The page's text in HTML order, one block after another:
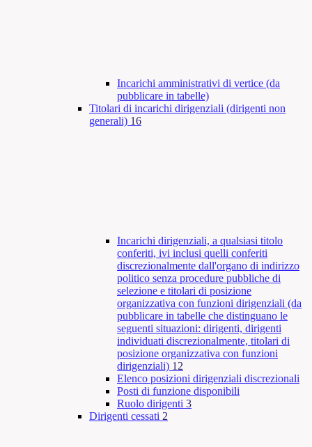
Incarichi amministrativi di vertice (da
pubblicare in tabelle)
Titolari di incarichi dirigenziali (dirigenti non
generali) 16
Incarichi dirigenziali, a qualsiasi titolo
conferiti, ivi inclusi quelli conferiti
discrezionalmente dall'organo di indirizzo
politico senza procedure pubbliche di
selezione e titolari di posizione
organizzativa con funzioni dirigenziali (da
pubblicare in tabelle che distinguano le
seguenti situazioni: dirigenti, dirigenti
individuati discrezionalmente, titolari di
posizione organizzativa con funzioni
dirigenziali) 12
Elenco posizioni dirigenziali discrezionali
Posti di funzione disponibili
Ruolo dirigenti 3
Dirigenti cessati 2